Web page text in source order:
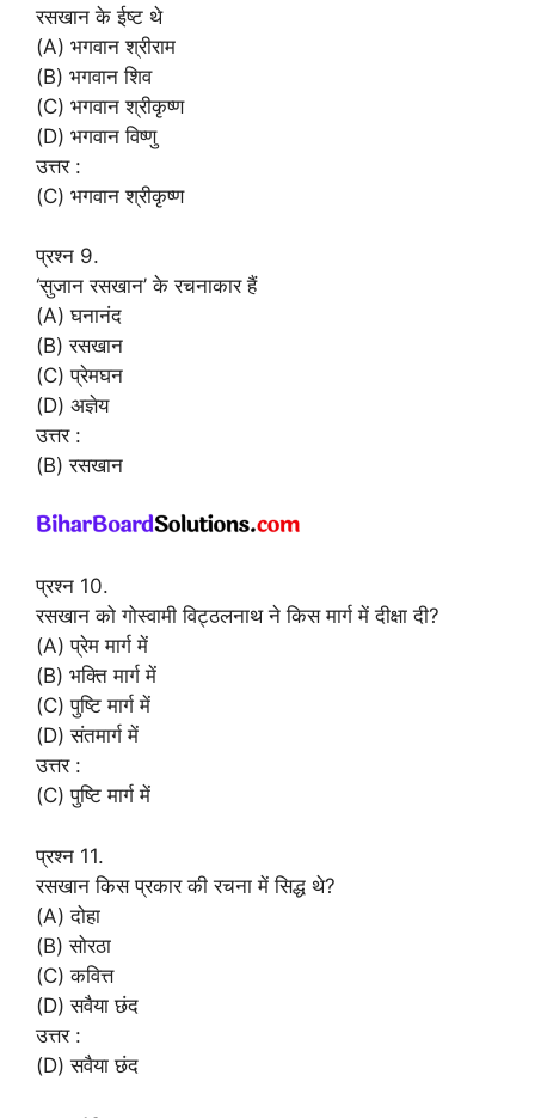
रसखान के ईष्ट थे
(A) भगवान श्रीराम
(B) भगवान शिव
(C) भगवान श्रीकृष्ण
(D) भगवान विष्णु
उत्तर :
(C) भगवान श्रीकृष्ण
प्रश्न 9.
‘सुजान रसखान’ के रचनाकार हैं
(A) घनानंद
(B) रसखान
(C) प्रेमघन
(D) अज्ञेय
उत्तर :
(B) रसखान
प्रश्न 10.
रसखान को गोस्वामी विट्ठलनाथ ने किस मार्ग में दीक्षा दी?
(A) प्रेम मार्ग में
(B) भक्ति मार्ग में
(C) पुष्टि मार्ग में
(D) संतमार्ग में
उत्तर :
(C) पुष्टि मार्ग में
प्रश्न 11.
रसखान किस प्रकार की रचना में सिद्ध थे?
(A) दोहा
(B) सोरठा
(C) कवित्त
(D) सवैया छंद
उत्तर :
(D) सवैया छंद